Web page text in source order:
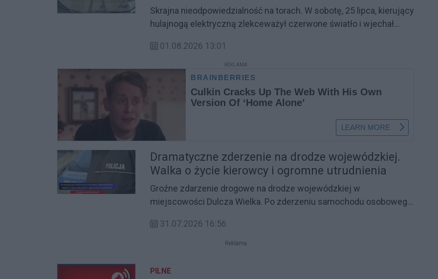
Skrajna nieodpowiedzialność na torach. W sobotę, 25 lipca, kierujący
hulajnogą elektryczną zlekceważył czerwone światło i wjechał
Spółka POLREGIO apeluje o rozsądek: pociąg nie zatrzyma się w
01.08.2026 13:01
REKLAMA
Dramatyczne zderzenie na drodze wojewódzkiej.
Walka o życie kierowcy i ogromne utrudnienia
Groźne zdarzenie drogowe na drodze wojewódzkiej w
miejscowości Dulcza Wielka. Po zderzeniu samochodu osobowego
Kierowca audi w stanie ciężkim trafił pod opiekę lekarzy, a ruch w
rejonie wypadku został całkowicie wstrzymany.
31.07.2026 16:56
Reklama
PILNE